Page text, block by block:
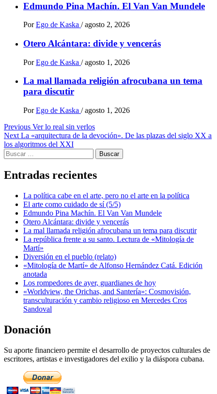
Edmundo Pina Machín. El Van Van Mundele
Por Ego de Kaska / agosto 2, 2026
Otero Alcántara: divide y vencerás
Por Ego de Kaska / agosto 1, 2026
La mal llamada religión afrocubana un tema
para discutir
Por Ego de Kaska / agosto 1, 2026
Post
navigation
Previous Ver lo real sin verlos
Next La «arquitectura de la devoción». De las plazas del siglo XX a
los algoritmos del XXI
Buscar:
Entradas recientes
La política cabe en el arte, pero no el arte en la política
El arte como cuidado de sí (5/5)
Edmundo Pina Machín. El Van Van Mundele
Otero Alcántara: divide y vencerás
La mal llamada religión afrocubana un tema para discutir
La república frente a su santo. Lectura de «Mitología de
Martí»
Diversión en el pueblo (relato)
«Mitología de Martí» de Alfonso Hernández Catá. Edición
anotada
Los rompedores de ayer, guardianes de hoy
«Worldview, the Orichas, and Santería»: Cosmovisión,
transculturación y cambio religioso en Mercedes Cros
Sandoval
Donación
Su aporte financiero permite el desarrollo de proyectos culturales de
escritores, artistas e investigadores del exilio y la diáspora cubana.